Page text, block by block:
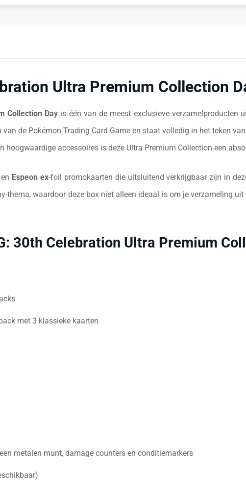
Ultra Premium Collection
Collection Day is één van de meest exclusieve verzamelproducten
de Pokémon Trading Card Game en staat volledig in het teken van
hoogwaardige accessoires is deze Ultra Premium Collection een
Espeon ex-foil promokaarten die uitsluitend verkrijgbaar zijn in
thema, waardoor deze box niet alleen ideaal is om je verzameling
30th Celebration Ultra Premium
met 3 klassieke kaarten
metalen munt, damage counters en conditiemarkers